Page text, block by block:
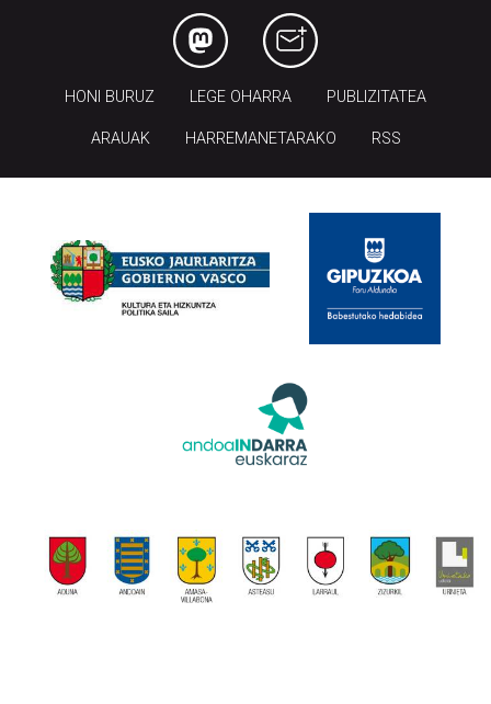
HONI BURUZ LEGE OHARRA PUBLIZITATEA
ARAUAK HARREMANETARAKO RSS